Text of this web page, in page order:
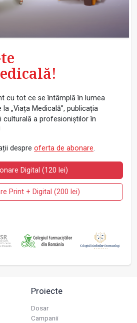
cu tot ce se întâmplă în lumea
„Viața Medicală”, publicația
culturală a profesioniștilor în
despre oferta de abonare.
Digital (120 lei)
Print + Digital (200 lei)
Proiecte
Dosar
Campanii